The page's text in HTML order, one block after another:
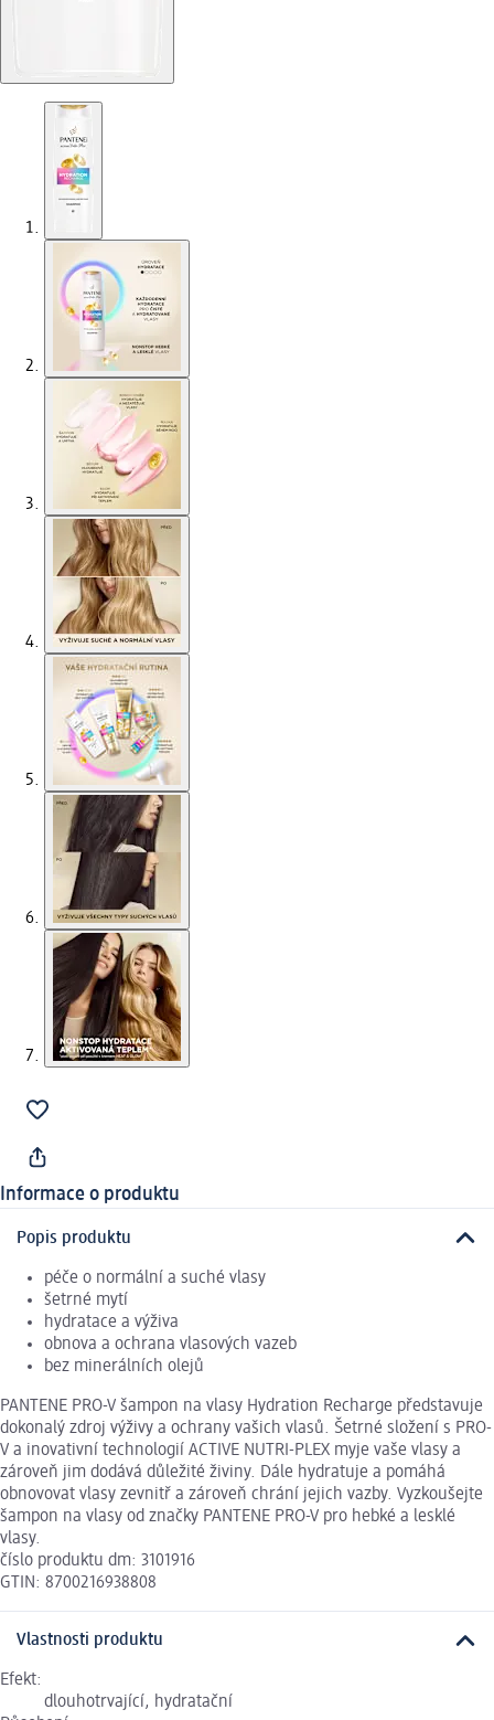
Informace o produktu
Popis produktu
péče o normální a suché vlasy
šetrné mytí
hydratace a výživa
obnova a ochrana vlasových vazeb
bez minerálních olejů
PANTENE PRO-V šampon na vlasy Hydration Recharge představuje
dokonalý zdroj výživy a ochrany vašich vlasů. Šetrné složení s PRO-
V a inovativní technologií ACTIVE NUTRI-PLEX myje vaše vlasy a
zároveň jim dodává důležité živiny. Dále hydratuje a pomáhá
obnovovat vlasy zevnitř a zároveň chrání jejich vazby. Vyzkoušejte
šampon na vlasy od značky PANTENE PRO-V pro hebké a lesklé
vlasy.
číslo produktu dm: 3101916
GTIN: 8700216938808
Vlastnosti produktu
Efekt:
dlouhotrvající, hydratační